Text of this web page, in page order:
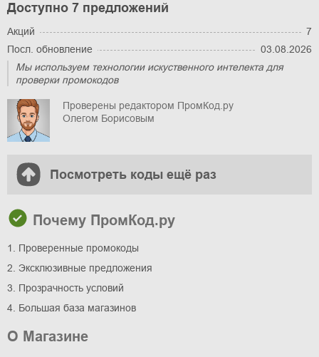
Доступно 7 предложений
Акций
7
Посл. обновление
03.08.2026
Мы используем технологии искуственного интелекта для
проверки промокодов
Проверены редактором ПромКод.ру
Олегом Борисовым
Посмотреть коды ещё раз
Почему ПромКод.ру
1. Проверенные промокоды
2. Эксклюзивные предложения
3. Прозрачность условий
4. Большая база магазинов
О Магазине